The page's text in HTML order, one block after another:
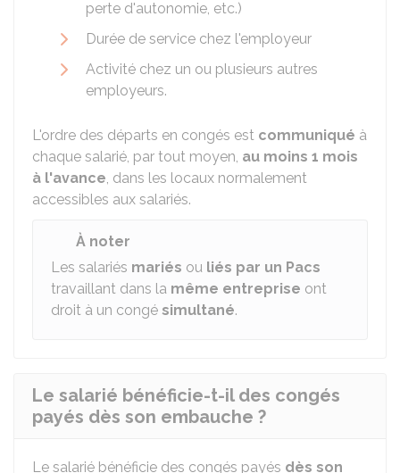
perte d'autonomie, etc.)
Durée de service chez l'employeur
Activité chez un ou plusieurs autres
employeurs.
L'ordre des départs en congés est communiqué à
chaque salarié, par tout moyen, au moins 1 mois
à l'avance, dans les locaux normalement
accessibles aux salariés.
À noter
Les salariés mariés ou liés par un Pacs
travaillant dans la même entreprise ont
droit à un congé simultané.
Le salarié bénéficie-t-il des congés
payés dès son embauche ?
Le salarié bénéficie des congés payés dès son